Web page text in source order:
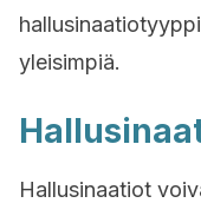
yleisimpiä.
Hallusinaatiot